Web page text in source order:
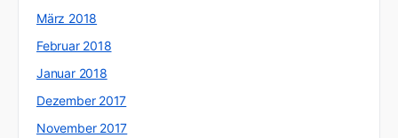
März 2018
Februar 2018
Januar 2018
Dezember 2017
November 2017